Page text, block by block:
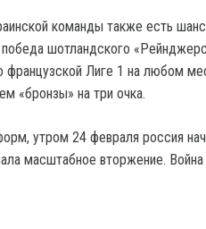
команды также есть
шотландского
Лиге 1 на любом
«бронзы» на три очка.
утром 24 февраля россия
масштабное вторжение.